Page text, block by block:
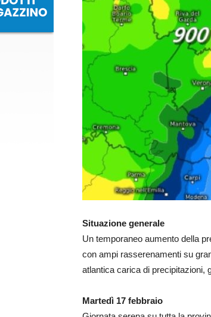
Situazione generale
Un temporaneo aumento della
con ampi rasserenamenti su
atlantica carica di precipitazioni,
Martedì 17 febbraio